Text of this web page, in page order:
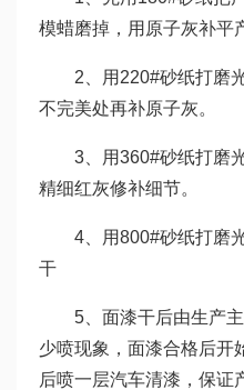
模蜡磨掉，用原子灰补平
2、用220#砂纸打磨光
不完美处再补原子灰。
3、用360#砂纸打磨光
精细红灰修补细节。
4、用800#砂纸打磨光
干
5、面漆干后由生产主
少喷现象，面漆合格后开
后喷一层汽车清漆，保证